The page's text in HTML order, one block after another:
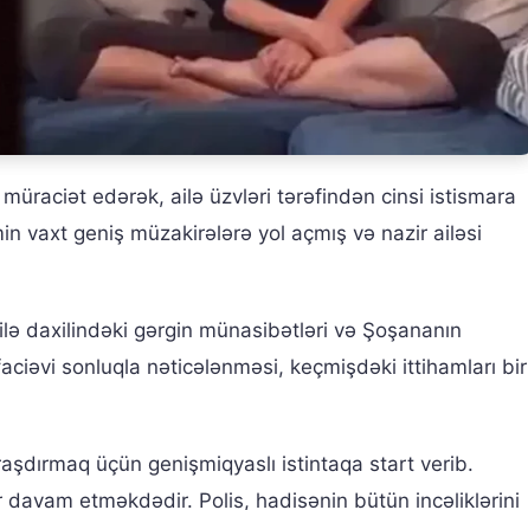
edərək, ailə üzvləri tərəfindən cinsi istismara
vaxt geniş müzakirələrə yol açmış və nazir ailəsi
daxilindəki gərgin münasibətləri və Şoşananın
sonluqla nəticələnməsi, keçmişdəki ittihamları bir
üçün genişmiqyaslı istintaqa start verib.
etməkdədir. Polis, hadisənin bütün incəliklərini